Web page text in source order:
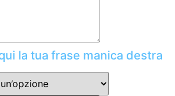
la tua frase manica destra